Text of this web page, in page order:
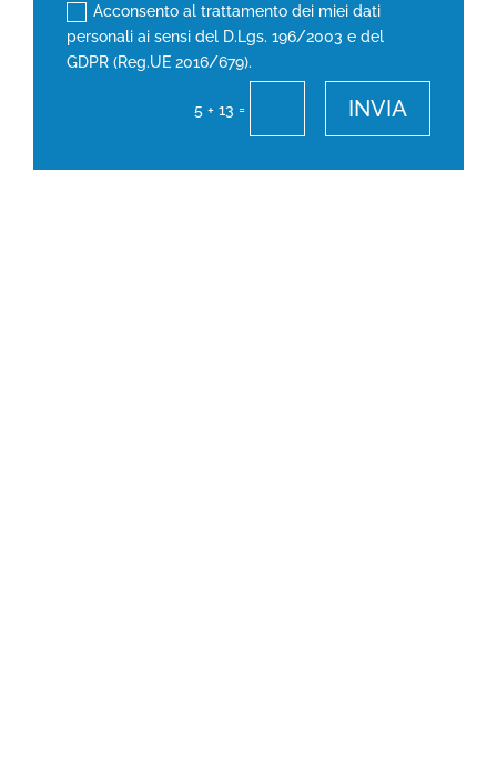
Acconsento al trattamento dei miei dati
personali ai sensi del D.Lgs. 196/2003 e del
GDPR (Reg.UE 2016/679).
5 + 13 = INVIA